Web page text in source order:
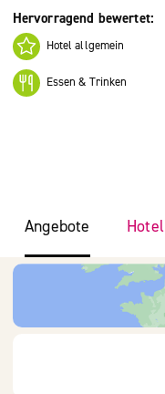
Hervorragend bewertet:
Hotel allgemein
Essen & Trinken
Angebote Hotel